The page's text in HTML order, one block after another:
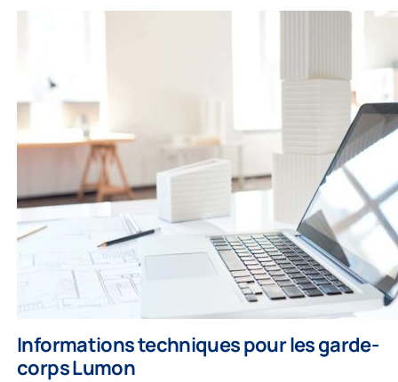
Informations techniques pour les garde-
corps Lumon